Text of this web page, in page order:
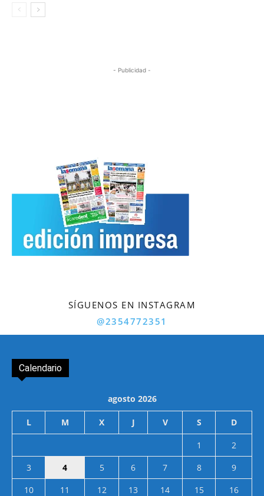
- Publicidad -
SÍGUENOS EN INSTAGRAM
@2354772351
Calendario
agosto 2026
L M X J V S D
1
2
3
4 5 6 7 8
9
10
11 12 13 14 15
16